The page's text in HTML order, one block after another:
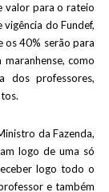
valor para o rateio
do Fundef,
os 40% serão para
como
dos professores,
da Fazenda,
logo de uma só
logo todo o
e também